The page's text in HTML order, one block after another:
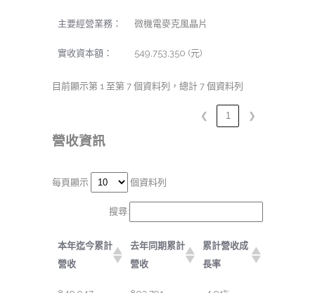
主要經營業務： 微機電麥克風晶片
實收資本額： 549,753,350 (元)
目前顯示第 1 至第 7 個資料列，總計 7 個資料列
❮ 1 ❯
營收資訊
每頁顯示 個資料列
搜尋:
本年迄今累計
營收
去年同期累計
營收
累計營收成
長率